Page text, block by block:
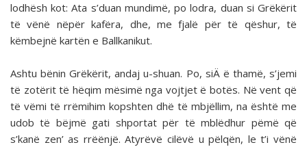
lodhësh kot: Ata s’duan mundimë, po lodra, duan si Grëkërit
të vënë nëpër kafëra, dhe, me fjalë për të qëshur, të
këmbejnë kartën e Ballkanikut.
Ashtu bënin Grëkërit, andaj u-shuan. Po, siÄ ë thamë, s’jemi
të zotërit të hëqim mësimë nga vojtjet ë botës. Në vent që
të vëmi të rrëmihim kopshten dhë të mbjëllim, na është me
udob të bëjmë gati shportat për të mblëdhur pëmë që
s’kanë zen’ as rrëënjë. Atyrëvë cilëvë u pëlqën, le t’i vënë